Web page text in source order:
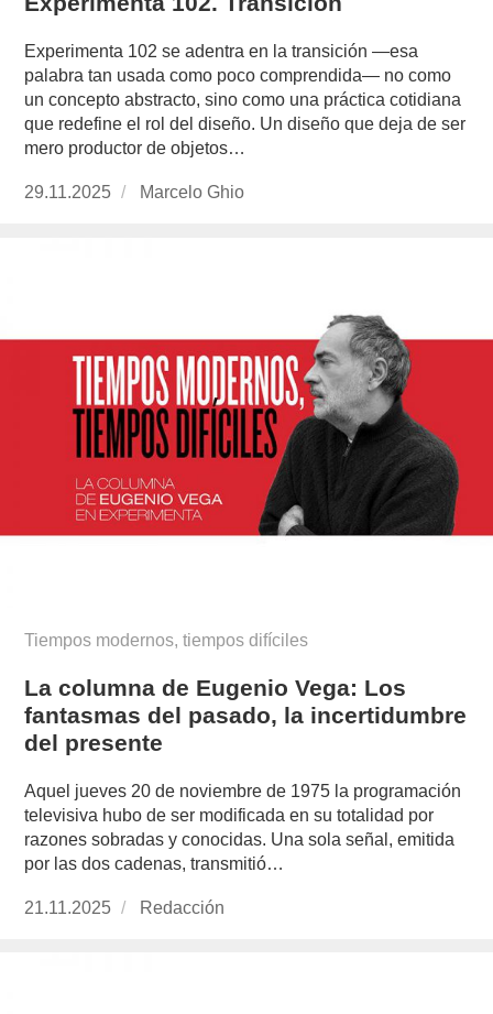
Experimenta 102 se adentra en la transición —esa
palabra tan usada como poco comprendida— no como
un concepto abstracto, sino como una práctica cotidiana
que redefine el rol del diseño. Un diseño que deja de ser
mero productor de objetos…
Publicado
29.11.2025
https://www.experimenta.es/author/marcelo-
Marcelo Ghio
Tiempos modernos, tiempos difíciles
La columna de Eugenio Vega: Los
fantasmas del pasado, la incertidumbre
del presente
Aquel jueves 20 de noviembre de 1975 la programación
televisiva hubo de ser modificada en su totalidad por
razones sobradas y conocidas. Una sola señal, emitida
por las dos cadenas, transmitió…
Publicado
21.11.2025 https://www.experimenta.es/author/redaccion/
Redacción